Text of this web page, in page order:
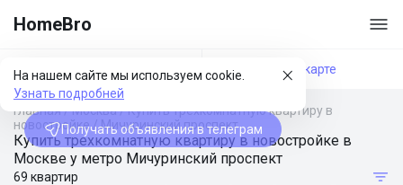
HomeBro
На нашем сайте мы используем cookie.
Узнать подробней
Получать объявления в телеграм
Фильтры На карте
Главная/Москва/Купить трехкомнатную квартиру в
новостройке/Мичуринский проспект
Купить трехкомнатную квартиру в новостройке в
Москве у метро Мичуринский проспект
69 квартир